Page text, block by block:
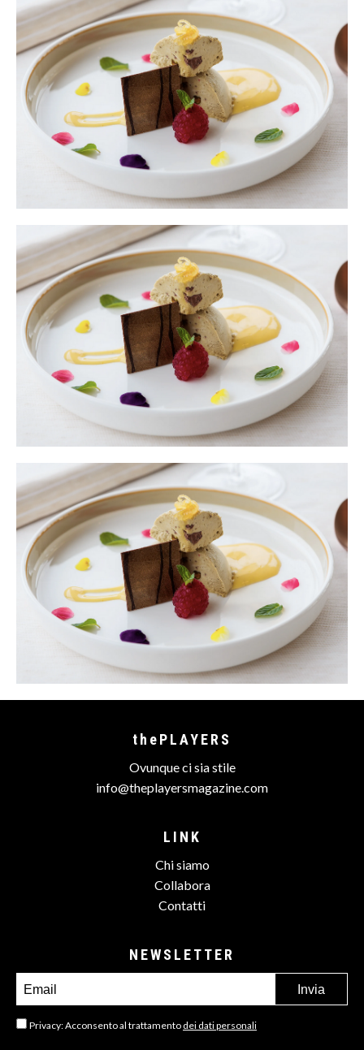
thePLAYERS
Ovunque ci sia stile
info@theplayersmagazine.com
LINK
Chi siamo
Collabora
Contatti
NEWSLETTER
Privacy: Acconsento al trattamento dei dati personali